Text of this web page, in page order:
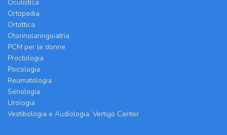
Oculistica
Ortopedia
Ortottica
Otorinolaringoiatria
PCM per le donne
Proctologia
Psicologia
Reumatologia
Senologia
Urologia
Vestibologia e Audiologia: Vertigo Center